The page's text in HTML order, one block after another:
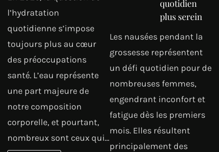
l’hydratation
quotidienne s’impose
toujours plus au cœur
des préoccupations
santé. L’eau représente
une part majeure de
notre composition
corporelle, et pourtant,
nombreux sont ceux qui…
quotidien
plus serein
Les nausées pendant la
grossesse représentent
un défi quotidien pour de
nombreuses femmes,
engendrant inconfort et
fatigue dès les premiers
mois. Elles résultent
principalement des